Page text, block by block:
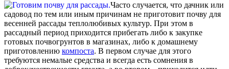
Часто случается, что дачник или
садовод по тем или иным причинам не приготовит почву для
весенней рассады теплолюбивых культур. При этом в
рассадный период приходится прибегать либо к закупке
готовых почвогрунтов в магазинах, либо к домашнему
приготовлению компоста. В первом случае для этого
требуются немалые средства и всегда есть сомнения в